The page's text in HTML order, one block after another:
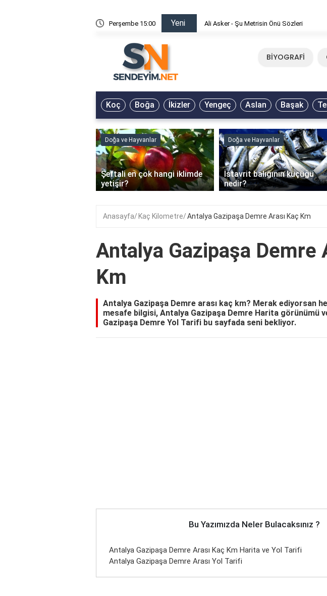
Perşembe 15:00 Yeni Ali Asker - Şu Metrisin Önü Sözleri
BİYOGRAFİ
Koç Boğa İkizler Yengeç Aslan Başak
Doğa ve Hayvanlar
Şeftali en çok hangi iklimde
yetişir?
Doğa ve Hayvanlar
İstavrit balığının küçüğü
nedir?
‹
Anasayfa Kaç Kilometre Antalya Gazipaşa Demre Arası Kaç Km
Antalya Gazipaşa Demre
Km
Antalya Gazipaşa Demre arası kaç km? Merak ediyorsan
mesafe bilgisi, Antalya Gazipaşa Demre Harita görünümü
Gazipaşa Demre Yol Tarifi bu sayfada seni bekliyor.
Bu Yazımızda Neler Bulacaksınız ?
Antalya Gazipaşa Demre Arası Kaç Km Harita ve Yol Tarifi
Antalya Gazipaşa Demre Arası Yol Tarifi